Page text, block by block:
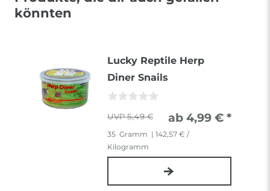
könnten
Lucky Reptile Herp
Diner Snails
5,49 € ab 4,99 € *
35 Gramm | 142,57 € /
Kilogramm